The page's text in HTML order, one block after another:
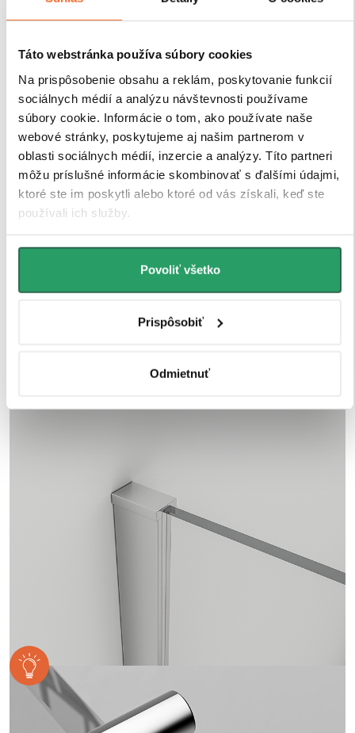
Táto webstránka používa súbory cookies
Na prispôsobenie obsahu a reklám, poskytovanie funkcií
sociálnych médií a analýzu návštevnosti používame
súbory cookie. Informácie o tom, ako používate naše
webové stránky, poskytujeme aj našim partnerom v
oblasti sociálnych médií, inzercie a analýzy. Títo partneri
môžu príslušné informácie skombinovať s ďalšími údajmi,
ktoré ste im poskytli alebo ktoré od vás získali, keď ste
používali ich služby.
Povoliť všetko
Prispôsobiť
Odmietnuť
Robustné profily pre
maximálnu stabilitu
Sprchové kúty a zásteny CERANO sú vybavené
odolnými hliníkovými profilmi s výškou 200 cm a
a stabilitu celej konštrukcie. Vďaka
drobných nerovností stienje inštalácia rýchla, presná
Antikorózna úpravanavyše garantuje dlhú životnosť